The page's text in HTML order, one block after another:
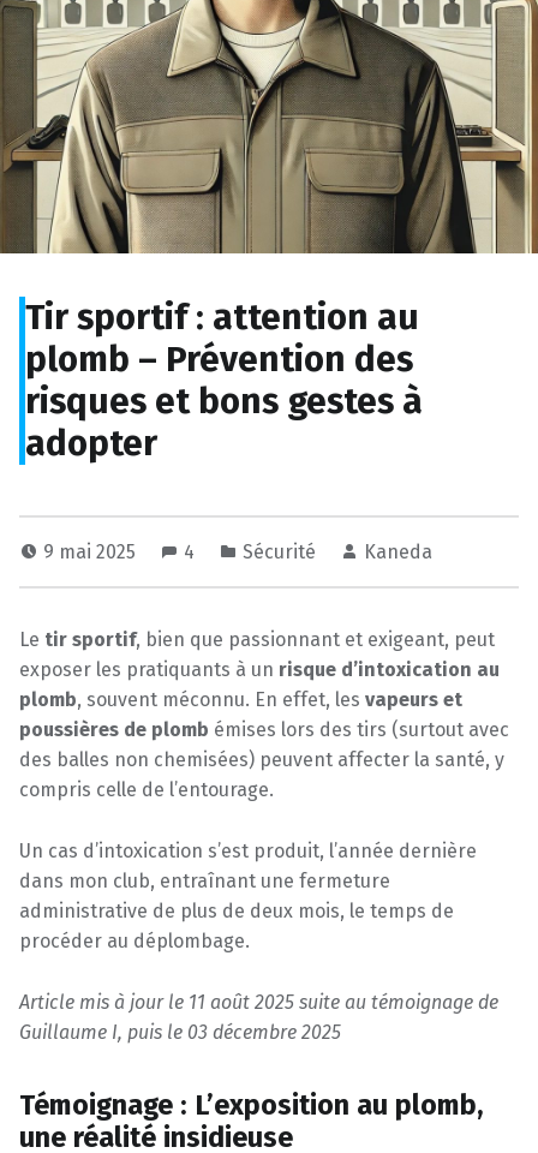
Tir sportif : attention au
plomb – Prévention des
risques et bons gestes à
adopter
9 mai 2025 4 Sécurité Kaneda
Le tir sportif, bien que passionnant et exigeant, peut
exposer les pratiquants à un risque d’intoxication au
plomb, souvent méconnu. En effet, les vapeurs et
poussières de plomb émises lors des tirs (surtout avec
des balles non chemisées) peuvent affecter la santé, y
compris celle de l’entourage.
Un cas d’intoxication s’est produit, l’année dernière
dans mon club, entraînant une fermeture
administrative de plus de deux mois, le temps de
procéder au déplombage.
Article mis à jour le 11 août 2025 suite au témoignage de
Guillaume I, puis le 03 décembre 2025
Témoignage : L’exposition au plomb,
une réalité insidieuse